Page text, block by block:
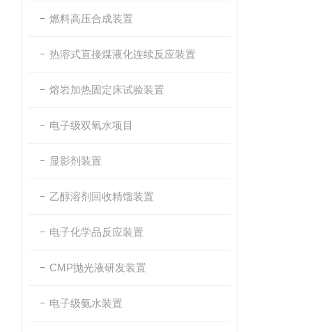
燃料高压合成装置
热溶式直接煤液化连续反应装置
熔岩加热固定床试验装置
电子级双氧水项目
显影剂装置
乙醇溶剂回收精馏装置
电子化学品反应装置
CMP抛光液研发装置
电子级氨水装置